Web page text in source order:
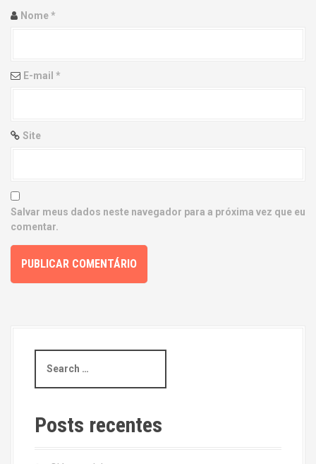
i
n
Nome*
E-mail *
Site
Salvar meus dados neste navegador para a próxima vez que eu
comentar.
a
c
h
Posts recentes